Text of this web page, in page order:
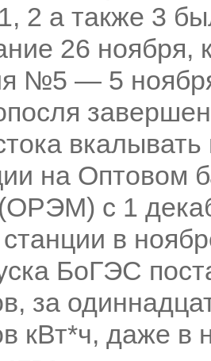
2 а также 3
26
№5 — 5
на Оптовом
с 1
в
БоГЭС
за
кВт*ч, даже в